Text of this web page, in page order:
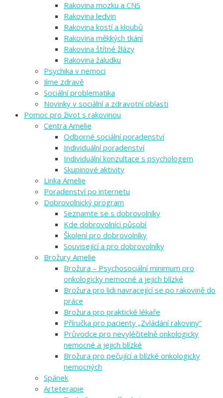
Rakovina mozku a CNS
Rakovina ledvin
Rakovina kostí a kloubů
Rakovina měkkých tkání
Rakovina štítné žlázy
Rakovina žaludku
Psychika v nemoci
Jíme zdravě
Sociální problematika
Novinky v sociální a zdravotní oblasti
Pomoc pro život s rakovinou
Centra Amelie
Odborné sociální poradenství
Individuální poradenství
Individuální konzultace s psychologem
Skupinové aktivity
Linka Amelie
Poradenství po internetu
Dobrovolnický program
Seznamte se s dobrovolníky
Kde dobrovolníci působí
Školení pro dobrovolníky
Související a pro dobrovolníky
Brožury Amelie
Brožura – Psychosociální minimum pro
onkologicky nemocné a jejich blízké
Brožura pro lidi navracející se po rakovině do
práce
Brožura pro praktické lékaře
Příručka pro pacienty „Zvládání rakoviny“
Průvodce pro nevyléčitelně onkologicky
nemocné a jejich blízké
Brožura pro pečující a blízké onkologicky
nemocných
Spánek
Arteterapie